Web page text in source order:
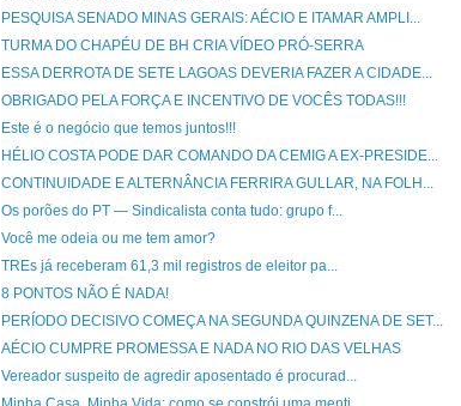
PESQUISA SENADO MINAS GERAIS: AÉCIO E ITAMAR AMPLI...
TURMA DO CHAPÉU DE BH CRIA VÍDEO PRÓ-SERRA
ESSA DERROTA DE SETE LAGOAS DEVERIA FAZER A CIDADE...
OBRIGADO PELA FORÇA E INCENTIVO DE VOCÊS TODAS!!!
Este é o negócio que temos juntos!!!
HÉLIO COSTA PODE DAR COMANDO DA CEMIG A EX-PRESIDE...
CONTINUIDADE E ALTERNÂNCIA FERRIRA GULLAR, NA FOLH...
Os porões do PT — Sindicalista conta tudo: grupo f...
Você me odeia ou me tem amor?
TREs já receberam 61,3 mil registros de eleitor pa...
8 PONTOS NÃO É NADA!
PERÍODO DECISIVO COMEÇA NA SEGUNDA QUINZENA DE SET...
AÉCIO CUMPRE PROMESSA E NADA NO RIO DAS VELHAS
Vereador suspeito de agredir aposentado é procurad...